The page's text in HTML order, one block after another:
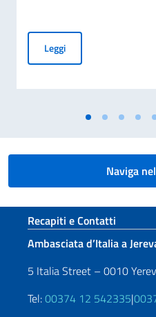
LeggiMESSAGGIO DEL
Naviga
Sezione footer
Recapiti e Contatti
Ambasciata d’Italia a
5 Italia Street – 0010
Tel:00374 12 542335|